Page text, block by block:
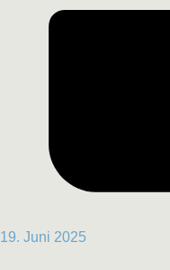
19. Juni 2025